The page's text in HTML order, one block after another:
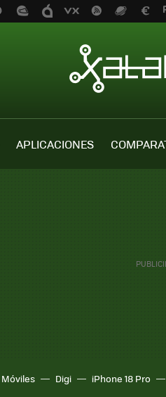
APLICACIONES
Móviles Digi iPhone 18 Pro